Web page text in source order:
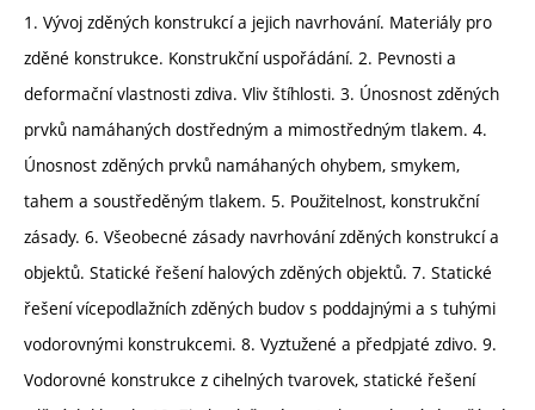
1. Vývoj zděných konstrukcí a jejich navrhování. Materiály pro
zděné konstrukce. Konstrukční uspořádání. 2. Pevnosti a
deformační vlastnosti zdiva. Vliv štíhlosti. 3. Únosnost zděných
prvků namáhaných dostředným a mimostředným tlakem. 4.
Únosnost zděných prvků namáhaných ohybem, smykem,
tahem a soustředěným tlakem. 5. Použitelnost, konstrukční
zásady. 6. Všeobecné zásady navrhování zděných konstrukcí a
objektů. Statické řešení halových zděných objektů. 7. Statické
řešení vícepodlažních zděných budov s poddajnými a s tuhými
vodorovnými konstrukcemi. 8. Vyztužené a předpjaté zdivo. 9.
Vodorovné konstrukce z cihelných tvarovek, statické řešení